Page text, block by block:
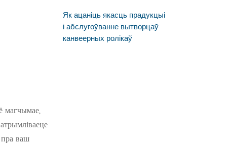
Як ацаніць якасць прадукцыі
і абслугоўванне вытворцаў
канвеерных ролікаў
магчымае,
пра ваш